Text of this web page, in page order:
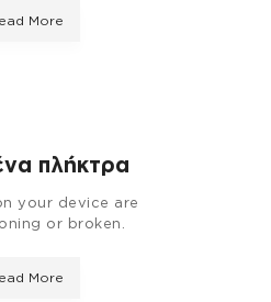
More
πλήκτρα
your device are
or broken.
More